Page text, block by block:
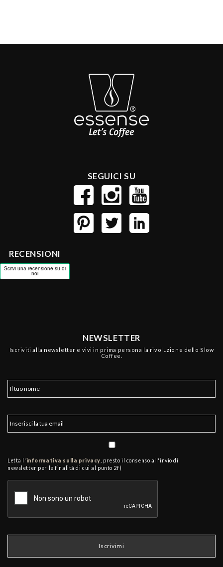
SEGUICI SU
RECENSIONI
NEWSLETTER
Iscriviti alla newsletter e vivi in prima persona la rivoluzione dello Slow
Coffee.
Letta l'informativa sulla privacy, presto il consenso all'invio di
newsletter per le finalità di cui al punto 2f)